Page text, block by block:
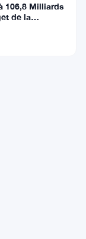
106,8 Milliards
de la